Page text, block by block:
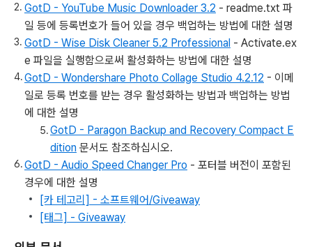
GotD - YouTube Music Downloader 3.2 - readme.txt 파
일 등에 등록번호가 들어 있을 경우 백업하는 방법에 대한 설명
GotD - Wise Disk Cleaner 5.2 Professional - Activate.ex
e 파일을 실행함으로써 활성화하는 방법에 대한 설명
GotD - Wondershare Photo Collage Studio 4.2.12 - 이메
일로 등록 번호를 받는 경우 활성화하는 방법과 백업하는 방법
에 대한 설명
GotD - Paragon Backup and Recovery Compact E
dition 문서도 참조하십시오.
GotD - Audio Speed Changer Pro - 포터블 버전이 포함된
경우에 대한 설명
[카 테고리] - 소프트웨어/Giveaway
[태그] - Giveaway